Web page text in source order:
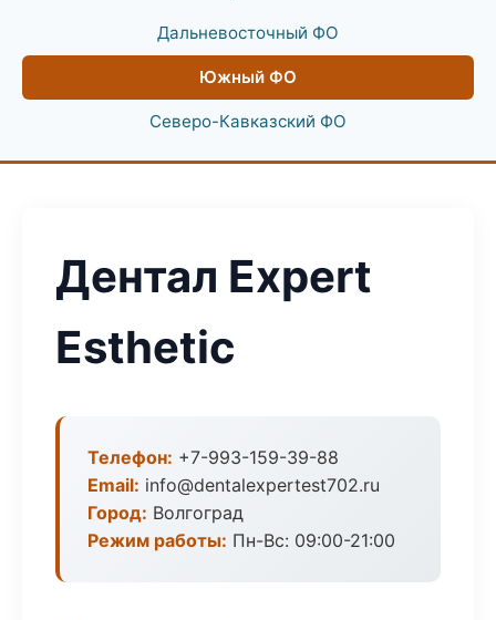
Дальневосточный ФО
Южный ФО
Северо-Кавказский ФО
Дентал Expert
Esthetic
Телефон: +7-993-159-39-88
Email: info@dentalexpertest702.ru
Город: Волгоград
Режим работы: Пн-Вс: 09:00-21:00